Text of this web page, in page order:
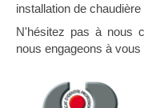
installation de
N'hésitez pas à nous
nous engageons à